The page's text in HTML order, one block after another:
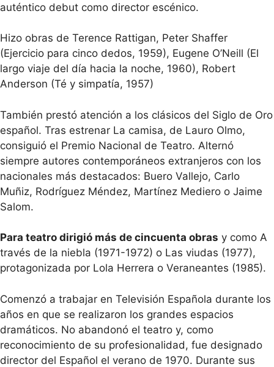
auténtico debut como director escénico.
Hizo obras de Terence Rattigan, Peter Shaffer
(Ejercicio para cinco dedos, 1959), Eugene O’Neill (El
largo viaje del día hacia la noche, 1960), Robert
Anderson (Té y simpatía, 1957)
También prestó atención a los clásicos del Siglo de Oro
español. Tras estrenar La camisa, de Lauro Olmo,
consiguió el Premio Nacional de Teatro. Alternó
siempre autores contemporáneos extranjeros con los
nacionales más destacados: Buero Vallejo, Carlo
Muñiz, Rodríguez Méndez, Martínez Mediero o Jaime
Salom.
Para teatro dirigió más de cincuenta obras y como A
través de la niebla (1971-1972) o Las viudas (1977),
protagonizada por Lola Herrera o Veraneantes (1985).
Comenzó a trabajar en Televisión Española durante los
años en que se realizaron los grandes espacios
dramáticos. No abandonó el teatro y, como
reconocimiento de su profesionalidad, fue designado
director del Español el verano de 1970. Durante sus